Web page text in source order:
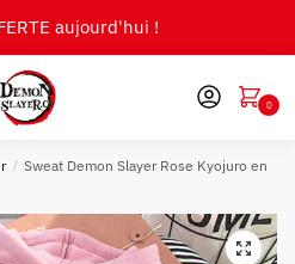
aujourd'hui !
0
/ Sweat Demon Slayer Rose Kyojuro en
🔍